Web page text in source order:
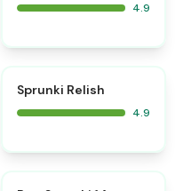
4.9
Sprunki Relish
4.9